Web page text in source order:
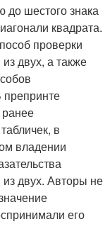
до шестого знака
квадрата.
проверки
двух, а также
в
владении
из двух. Авторы не
его